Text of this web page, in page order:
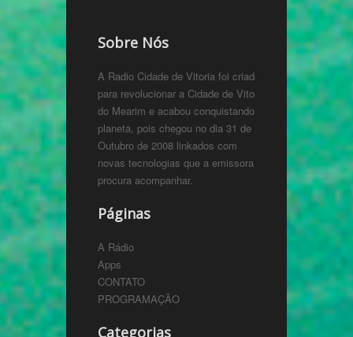
Sobre Nós
A Radio Cidade de Vitoria foi criada
para revolucionar a Cidade de Vitoria
do Mearim e acabou conquistando o
planeta, pois chegou no dia 31 de
Outubro de 2008 linkados com
novas tecnologias que a emissora
procura acompanhar.
Páginas
A Rádio
Apps
CONTATO
PROGRAMAÇÃO
Categorias